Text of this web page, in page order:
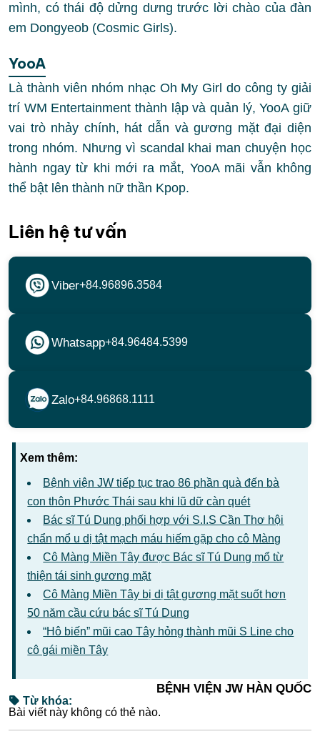
mình, có thái độ dửng dưng trước lời chào của đàn
em Dongyeob (Cosmic Girls).
YooA
Là thành viên nhóm nhạc Oh My Girl do công ty giải
trí WM Entertainment thành lập và quản lý, YooA giữ
vai trò nhảy chính, hát dẫn và gương mặt đại diện
trong nhóm. Nhưng vì scandal khai man chuyện học
hành ngay từ khi mới ra mắt, YooA mãi vẫn không
thể bật lên thành nữ thần Kpop.
Liên hệ tư vấn
Viber+84.96896.3584
Whatsapp+84.96484.5399
Zalo+84.96868.1111
Xem thêm:
Bệnh viện JW tiếp tục trao 86 phần quà đến bà
con thôn Phước Thái sau khi lũ dữ càn quét
Bác sĩ Tú Dung phối hợp với S.I.S Cần Thơ hội
chẩn mổ u dị tật mạch máu hiếm gặp cho cô Màng
Cô Màng Miền Tây được Bác sĩ Tú Dung mổ từ
thiện tái sinh gương mặt
Cô Màng Miền Tây bị dị tật gương mặt suốt hơn
50 năm cầu cứu bác sĩ Tú Dung
“Hô biến” mũi cao Tây hỏng thành mũi S Line cho
cô gái miền Tây
BỆNH VIỆN JW HÀN QUỐC
Từ khóa:
Bài viết này không có thẻ nào.